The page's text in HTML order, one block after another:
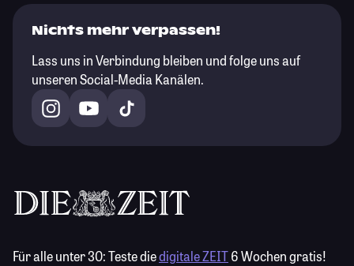
Nichts mehr verpassen!
Lass uns in Verbindung bleiben und folge uns auf
unseren Social-Media Kanälen.
Für alle unter 30:Teste diedigitale ZEIT6 Wochen gratis!